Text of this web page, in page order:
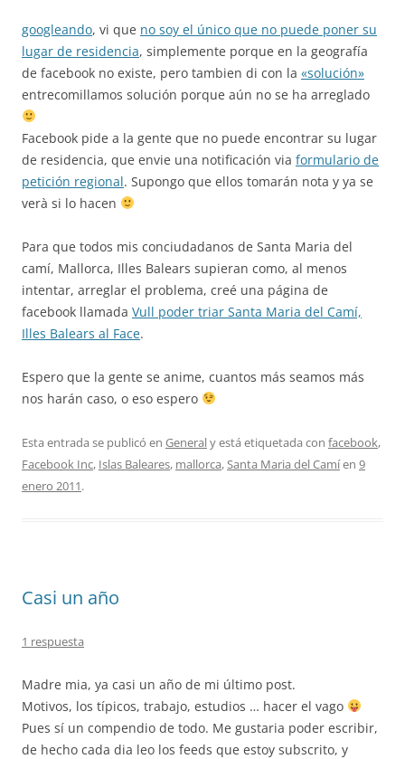
googleando, vi que no soy el único que no puede poner su
lugar de residencia, simplemente porque en la geografía
de facebook no existe, pero tambien di con la «solución»
entrecomillamos solución porque aún no se ha arreglado
Facebook pide a la gente que no puede encontrar su lugar
de residencia, que envie una notificación via formulario de
petición regional. Supongo que ellos tomarán nota y ya se
verà si lo hacen
Para que todos mis conciudadanos de Santa Maria del
camí, Mallorca, Illes Balears supieran como, al menos
intentar, arreglar el problema, creé una página de
facebook llamada Vull poder triar Santa Maria del Camí,
Illes Balears al Face.
Espero que la gente se anime, cuantos más seamos más
nos harán caso, o eso espero
Esta entrada se publicó en Generaly está etiquetada con facebook,
Facebook Inc, Islas Baleares, mallorca,Santa Maria del Camíen 9
enero 2011.
Casi un año
1 respuesta
Madre mia, ya casi un año de mi último post.
Motivos, los típicos, trabajo, estudios … hacer el vago
Pues sí un compendio de todo. Me gustaria poder escribir,
de hecho cada dia leo los feeds que estoy subscrito, y